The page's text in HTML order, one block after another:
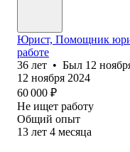
Юрист, Помощник
работе
36 лет • Был 12
12 ноября 2024
60 000 ₽
Не ищет работу
Общий опыт
13 лет 4 месяца